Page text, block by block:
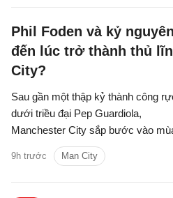
Phil Foden và kỷ
đến lúc trở thành thủ
City?
Sau gần một thập kỷ thành công
dưới triều đại Pep Guardiola,
Manchester City sắp bước vào
2026/2027 với sự thay đổi mang tính
bước ngoặt trên băng ghế chỉ đạo.
9h trước Man City